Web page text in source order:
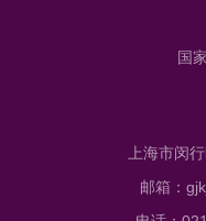
国
上海市闵
邮箱：